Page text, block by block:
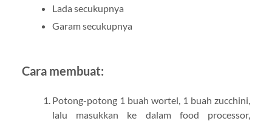
Lada secukupnya
Garam secukupnya
Cara membuat:
Potong-potong 1 buah wortel, 1 buah zucchini,
lalu masukkan ke dalam food processor,